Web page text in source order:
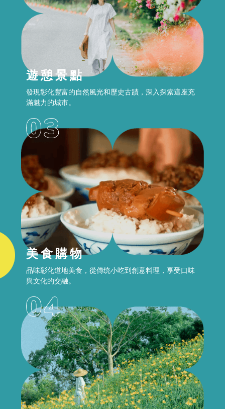
遊憩景點
發現彰化豐富的自然風光和歷史古蹟，深入探索這座充
滿魅力的城市。
美食購物
品味彰化道地美食，從傳统小吃到創意料理，享受口味
與文化的交融。